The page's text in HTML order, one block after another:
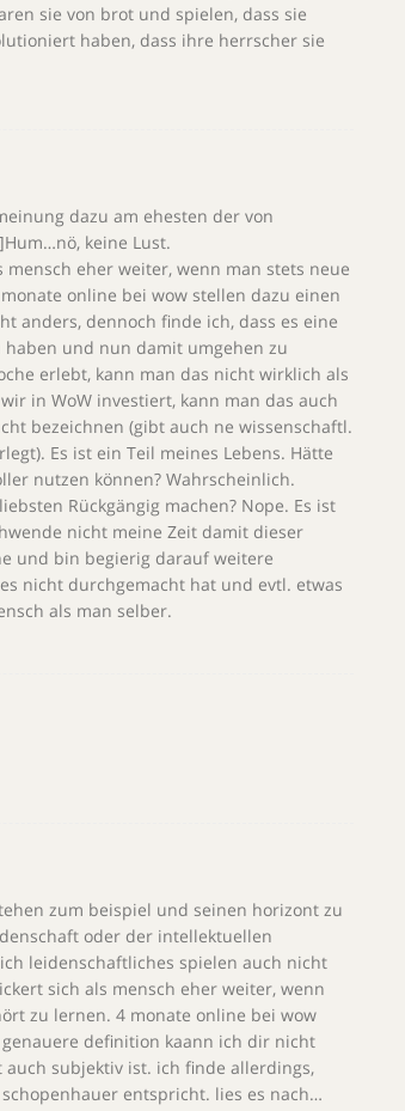
sie von brot und spielen, dass sie
haben, dass ihre herrscher sie
dazu am ehesten der von
keine Lust.
eher weiter, wenn man stets neue
online bei wow stellen dazu einen
anders, dennoch finde ich, dass es eine
und nun damit umgehen zu
erlebt, kann man das nicht wirklich als
in WoW investiert, kann man das auch
bezeichnen (gibt auch ne wissenschaftl.
Es ist ein Teil meines Lebens. Hätte
nutzen können? Wahrscheinlich.
Rückgängig machen? Nope. Es ist
nicht meine Zeit damit dieser
und bin begierig darauf weitere
nicht durchgemacht hat und evtl. etwas
als man selber.
zum beispiel und seinen horizont zu
oder der intellektuellen
leidenschaftliches spielen auch nicht
sich als mensch eher weiter, wenn
zu lernen. 4 monate online bei wow
definition kaann ich dir nicht
auch subjektiv ist. ich finde allerdings,
entspricht. lies es nach…